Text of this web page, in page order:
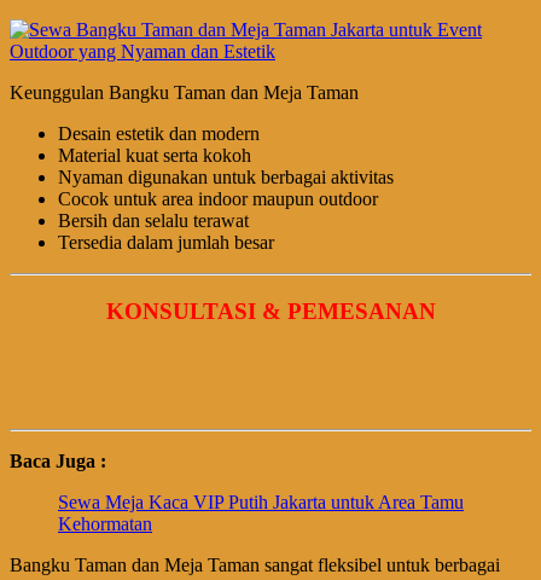
Keunggulan Bangku Taman dan Meja Taman
Desain estetik dan modern
Material kuat serta kokoh
Nyaman digunakan untuk berbagai aktivitas
Cocok untuk area indoor maupun outdoor
Bersih dan selalu terawat
Tersedia dalam jumlah besar
KONSULTASI & PEMESANAN
Baca Juga :
Sewa Meja Kaca VIP Putih Jakarta untuk Area Tamu
Kehormatan
Bangku Taman dan Meja Taman sangat fleksibel untuk berbagai